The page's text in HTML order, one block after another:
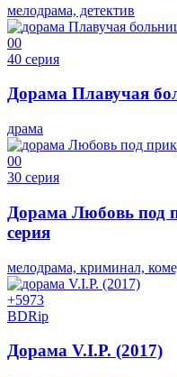
мелодрама, детектив
00
40 серия
Дорама Плавучая
драма
00
30 серия
Дорама Любовь под
серия
мелодрама, криминал,
+5973
BDRip
Дорама V.I.P. (2017)